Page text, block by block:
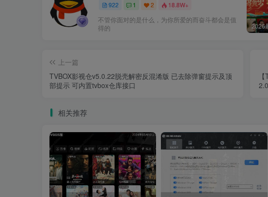
922 1 2 18.8W+
不管你面对的是什么，为你所爱的而奋斗都会是值
得的
上一篇
TVBOX影视仓v5.0.22脱壳解密反混淆版 已去除弹窗提示及顶
部提示 可内置tvbox仓库接口
相关推荐